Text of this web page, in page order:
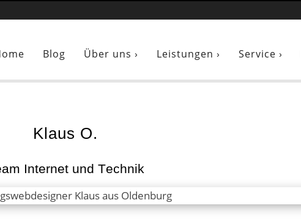
Blog Über uns › Leistungen › Service ›
Klaus O.
Internet und Technik